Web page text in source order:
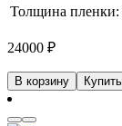
Толщина пленки:
24000 ₽
В корзину